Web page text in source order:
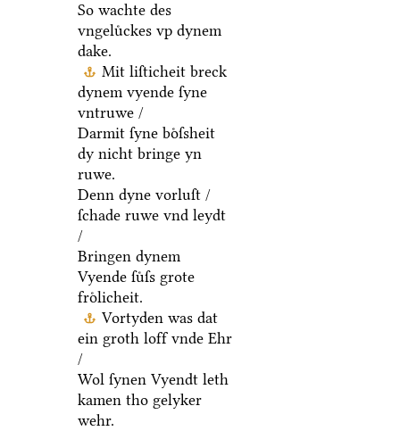
So wachte des
vngeluͤckes vp dynem
dake.
Mit liſticheit breck
dynem vyende ſyne
vntruwe /
Darmit ſyne boͤſsheit
dy nicht bringe yn
ruwe.
Denn dyne vorluſt /
ſchade ruwe vnd leydt
/
Bringen dynem
Vyende ſuͤſs grote
froͤlicheit.
Vortyden was dat
ein groth loff vnde Ehr
/
Wol ſynen Vyendt leth
kamen tho gelyker
wehr.